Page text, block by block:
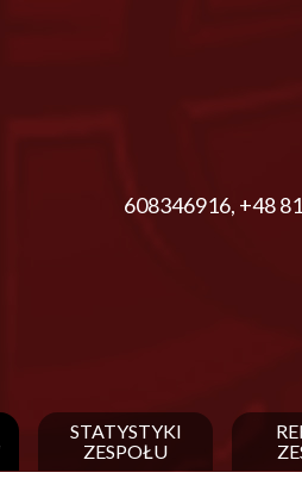
608346916, +48
STATYSTYKI
ZESPOŁU